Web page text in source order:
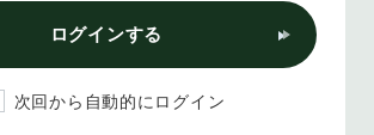
ログインする
次回から自動的にログイン